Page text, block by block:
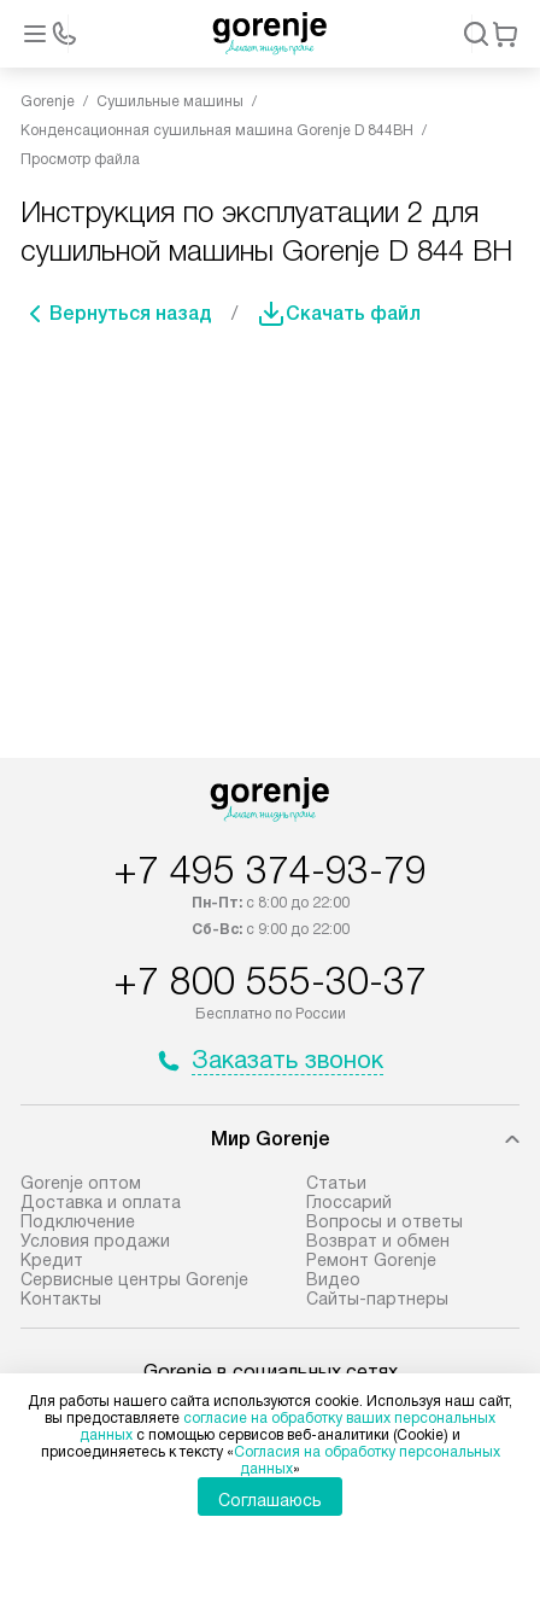
Gorenje
Сушильные машины
Конденсационная сушильная машина Gorenje D 844BH
Просмотр файла
Инструкция по эксплуатации 2 для
сушильной машины Gorenje D 844 BH
Вернуться назад Скачать файл
+7 495 374-93-79
Пн-Пт:с 8:00 до 22:00
Сб-Вс:с 9:00 до 22:00
+7 800 555-30-37
Бесплатно по России
Заказать звонок
Мир Gorenje
Gorenje оптом
Доставка и оплата
Подключение
Условия продажи
Кредит
Сервисные центры Gorenje
Контакты
Cтатьи
Глоссарий
Вопросы и ответы
Возврат и обмен
Ремонт Gorenje
Видео
Сайты-партнеры
Gorenje в социальных сетях
Для физических лиц
shop@gorenje-ru.ru
Для юридических лиц
Для работы нашего сайта используются cookie. Используя наш сайт,
вы предоставляете согласие на обработку ваших персональных
данных с помощью сервисов веб-аналитики (Cookie) и
присоединяетесь к тексту «Согласия на обработку персональных
данных»
Соглашаюсь